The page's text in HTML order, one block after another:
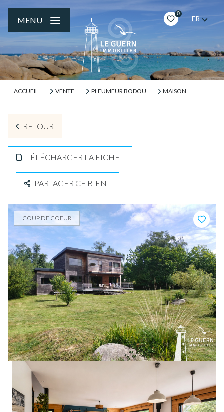
0
FR
MENU
ACCUEIL VENTE PLEUMEUR BODOU MAISON
RETOUR
TÉLÉCHARGER LA FICHE
PARTAGER CE BIEN
COUP DE COEUR